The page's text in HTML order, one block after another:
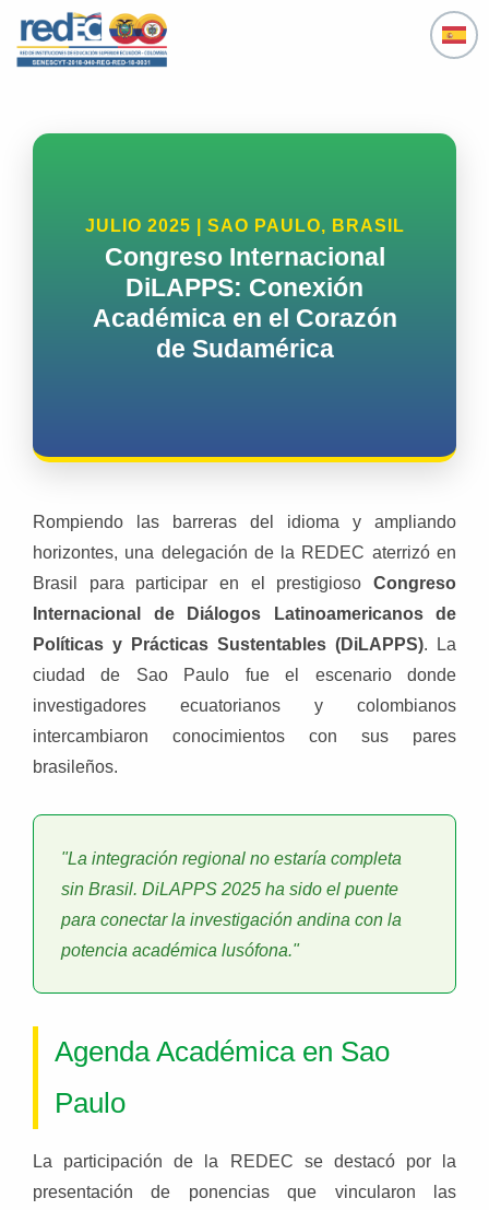
contenido
JULIO 2025 | SAO PAULO, BRASIL
Congreso Internacional
DiLAPPS: Conexión
Académica en el Corazón
de Sudamérica
Rompiendo las barreras del idioma y ampliando
horizontes, una delegación de la REDEC aterrizó en
Brasil para participar en el prestigioso Congreso
Internacional de Diálogos Latinoamericanos de
Políticas y Prácticas Sustentables (DiLAPPS). La
ciudad de Sao Paulo fue el escenario donde
investigadores ecuatorianos y colombianos
intercambiaron conocimientos con sus pares
brasileños.
"La integración regional no estaría completa
sin Brasil. DiLAPPS 2025 ha sido el puente
para conectar la investigación andina con la
potencia académica lusófona."
Agenda Académica en Sao
Paulo
La participación de la REDEC se destacó por la
presentación de ponencias que vincularon las